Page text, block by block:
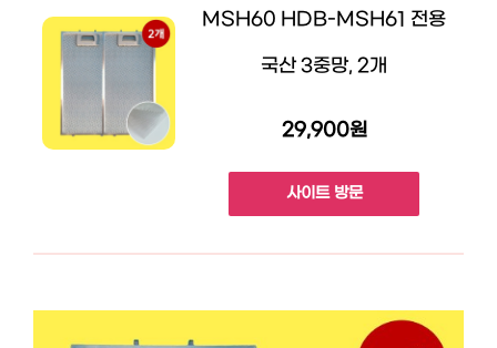
MSH60 HDB-MSH61 전용
국산 3중망, 2개
29,900원
사이트 방문